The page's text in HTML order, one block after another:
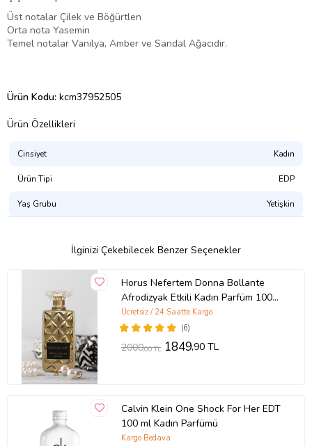
Üst notalar Çilek ve Böğürtlen
Orta nota Yasemin
Temel notalar Vanilya, Amber ve Sandal Ağacıdır.
Ürün Kodu: kcm37952505
Ürün Özellikleri
Cinsiyet Kadın
Ürün Tipi EDP
Yaş Grubu Yetişkin
İlginizi Çekebilecek Benzer Seçenekler
Horus Nefertem Donna Bollante
Afrodizyak Etkili Kadın Parfüm 100
Ml Edp
(6)
Ücretsiz / 24 Saatte Kargo
2000,00 TL 1849,90 TL
Calvin Klein One Shock For Her EDT
100 ml Kadın Parfümü
Kargo Bedava